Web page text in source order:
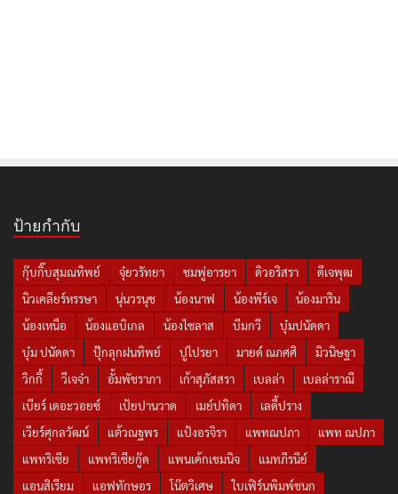
ป้ายกำกับ
กุ๊บกิ๊บสุมณทิพย์ จุ๋ยวรัทยา ชมพู่อารยา ดิวอริสรา
ดีเจพุฒ
นิวเคลียร์หรรษา
นุ่นวรนุช น้องนาฟ น้องพีร์เจ
น้องมาริน
น้องเหนือ
น้องแอบิเกล น้องไซลาส บีมกวี
บุ๋มปนัดดา
บุ๋ม ปนัดดา
ปุ๊กลุกฝนทิพย์ ปูไปรยา มายด์ ณภศศิ
มิวนิษฐา
วิกกี้
วีเจจ๋า อั้มพัชราภา เก้าสุภัสสรา เบลล่า
เบลล่าราณี
เบียร์ เดอะวอยซ์
เป้ยปานวาด เมย์ปทิดา
เลดี้ปราง
เวียร์ศุกลวัฒน์
แต้วณฐพร แป้งอรจิรา แพทณปภา
แพท ณปภา
แพทริเซีย
แพทริเซียกู๊ด แพนเค้กเขมนิจ
แมทภีรนีย์
แอนสิเรียม
แอฟทักษอร โน๊ตวิเศษ
ใบเฟิร์นพิมพ์ชนก